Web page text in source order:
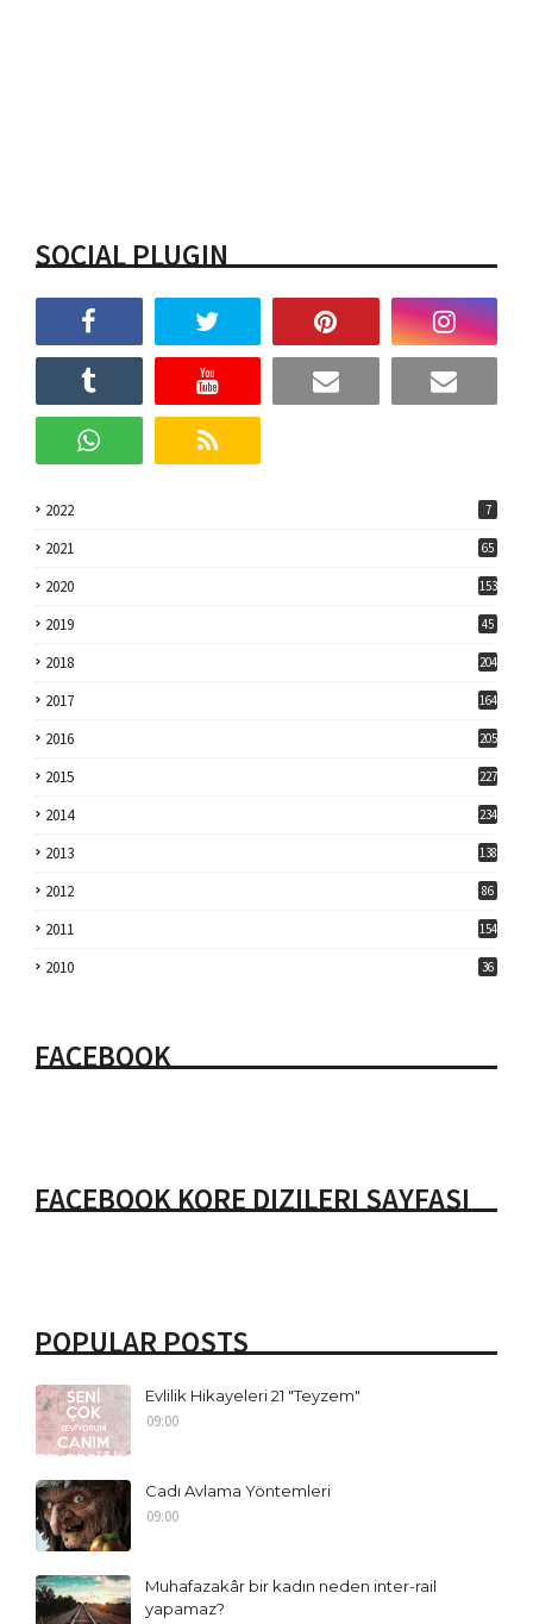
SOCIAL PLUGIN
2022 7
2021 65
2020 153
2019 45
2018 204
2017 164
2016 205
2015 227
2014 234
2013 138
2012 86
2011 154
2010 36
FACEBOOK
FACEBOOK KORE DIZILERI SAYFASI
POPULAR POSTS
Evlilik Hikayeleri 21 "Teyzem"
09:00
Cadı Avlama Yöntemleri
09:00
Muhafazakâr bir kadın neden inter-rail
yapamaz?